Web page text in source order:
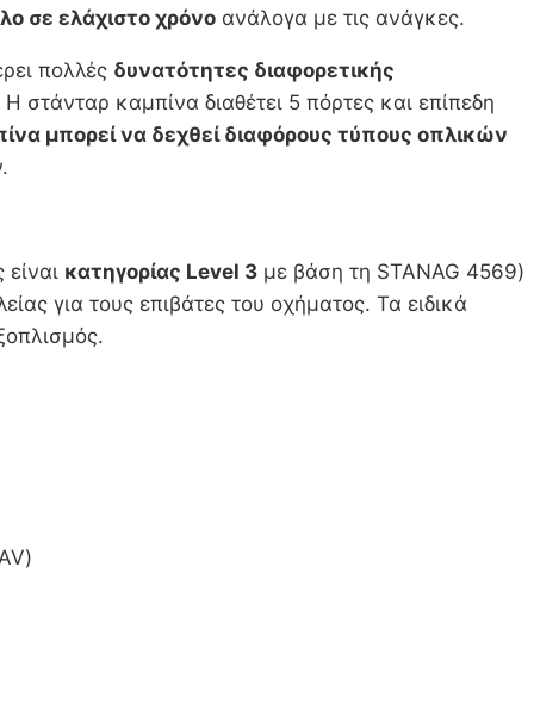
σε ελάχιστο χρόνο ανάλογα με τις ανάγκες.
πολλές δυνατότητες διαφορετικής
στάνταρ καμπίνα διαθέτει 5 πόρτες και επίπεδη
μπορεί να δεχθεί διαφόρους τύπους οπλικών
κατηγορίας Level 3 με βάση τη STANAG 4569)
για τους επιβάτες του οχήματος. Τα ειδικά